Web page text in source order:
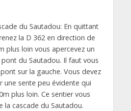
du Sautadou: En quittant
la D 362 en direction de
plus loin vous apercevez un
pont du Sautadou. Il faut vous
sur la gauche. Vous devez
une sente peu évidente qui
plus loin. Ce sentier vous
la cascade du Sautadou.